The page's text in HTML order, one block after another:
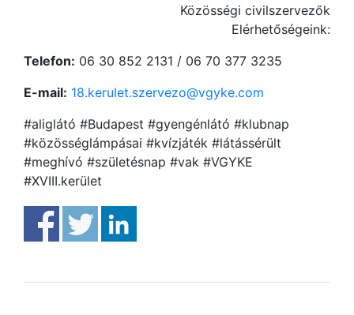
Közösségi civilszervezők
Elérhetőségeink:
Telefon: 06 30 852 2131 / 06 70 377 3235
E-mail: 18.kerulet.szervezo@vgyke.com
#aliglátó #Budapest #gyengénlátó #klubnap
#közösséglámpásai #kvízjáték #látássérült
#meghívó #születésnap #vak #VGYKE
#XVIII.kerület